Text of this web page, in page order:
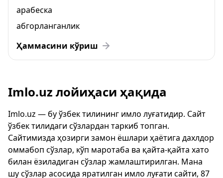
арабеска
абгорланганлик
Ҳаммасини кўриш
Imlo.uz лойиҳаси ҳақида
Imlo.uz — бу ўзбек тилининг имло луғатидир. Сайт
ўзбек тилидаги сўзлардан таркиб топган.
Сайтимизда ҳозирги замон ёшлари ҳаётига дахлдор
оммабоп сўзлар, кўп маротаба ва қайта-қайта хато
билан ёзиладиган сўзлар жамлаштирилган. Мана
шу сўзлар асосида яратилган имло луғати сайти, 87